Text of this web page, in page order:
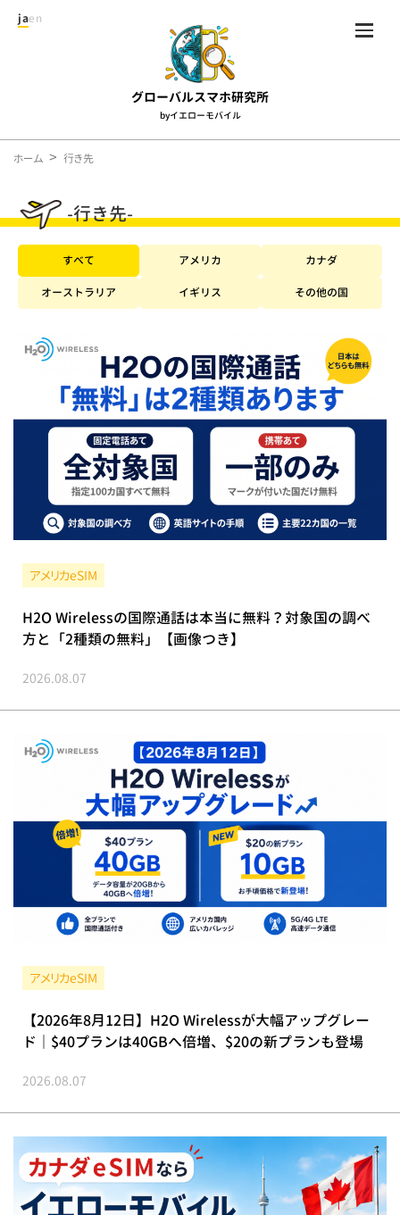
jaen
グローバルスマホ研究所
byイエローモバイル
ホーム 行き先
-行き先-
すべて アメリカ カナダ
オーストラリア イギリス その他の国
アメリカeSIM
H2O Wirelessの国際通話は本当に無料？対象国の調べ
方と「2種類の無料」【画像つき】
2026.08.07
アメリカeSIM
【2026年8月12日】H2O Wirelessが大幅アップグレー
ド｜$40プランは40GBへ倍増、$20の新プランも登場
2026.08.07